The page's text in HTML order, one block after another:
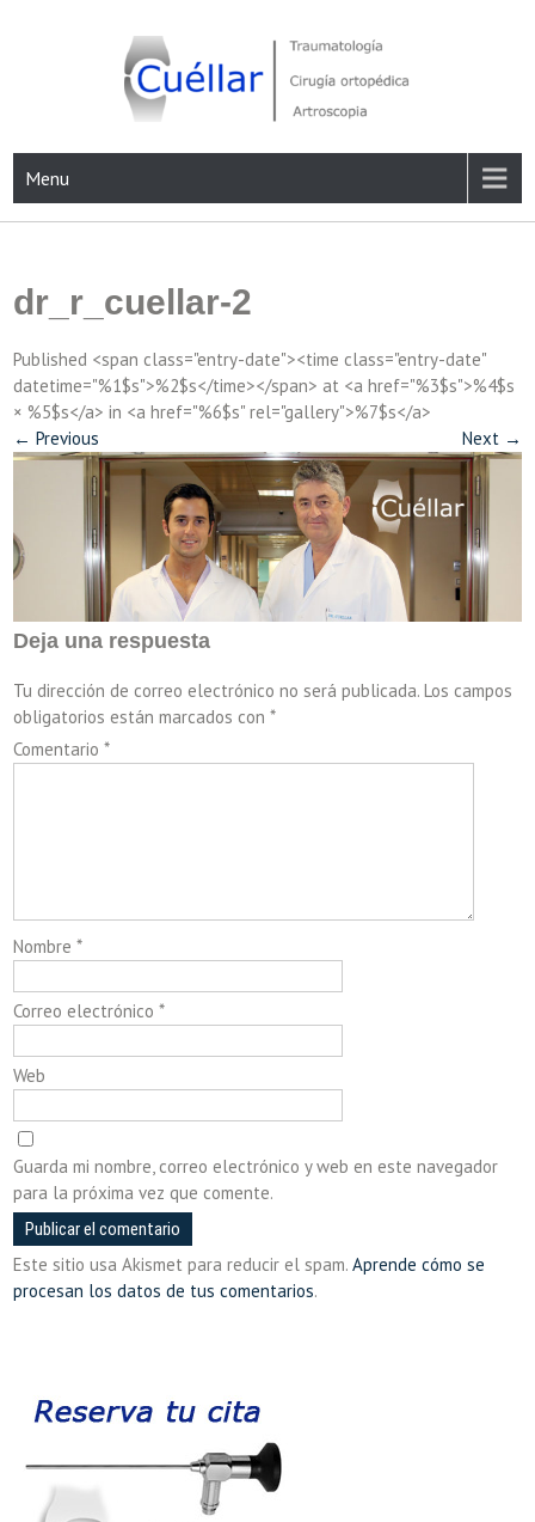
Menu
dr_r_cuellar-2
Published <span class="entry-date"><time class="entry-date"
datetime="%1$s">%2$s</time></span> at <a href="%3$s">%4$s
× %5$s</a> in <a href="%6$s" rel="gallery">%7$s</a>
← Previous Next →
Deja una respuesta
Tu dirección de correo electrónico no será publicada. Los campos
obligatorios están marcados con*
Comentario*
Nombre*
Correo electrónico*
Web
Guarda mi nombre, correo electrónico y web en este navegador
para la próxima vez que comente.
Este sitio usa Akismet para reducir el spam.Aprende cómo se
procesan los datos de tus comentarios.